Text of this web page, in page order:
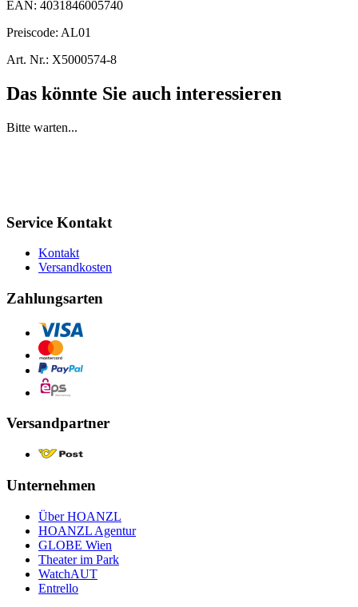
EAN: 4031846005740
Preiscode: AL01
Art. Nr.: X5000574-8
Das könnte Sie auch interessieren
Bitte warten...
Service Kontakt
Kontakt
Versandkosten
Zahlungsarten
Versandpartner
Unternehmen
Über HOANZL
HOANZL Agentur
GLOBE Wien
Theater im Park
WatchAUT
Entrello